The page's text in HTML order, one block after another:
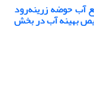
آب حوضه زرینه‌رود
بهینه آب در بخش